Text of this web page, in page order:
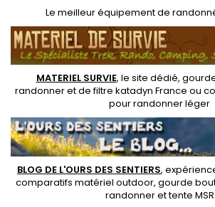
Le meilleur équipement de
MATERIEL SURVIE, le site dédié,
randonneret defiltre katadyn France ou
pour randonner léger
BLOG DE L'OURS DES SENTIERS,
comparatifs matériel outdoor, gourde
randonner ettente MSR